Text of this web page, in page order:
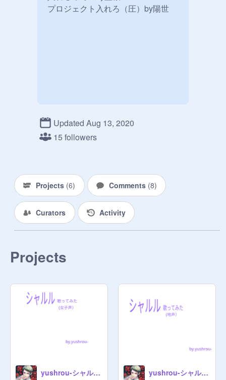
プロジェクト入れろ（圧）by陽世
Updated Aug 13, 2020
15 followers
Projects (6) Comments (8)
Curators Activity
Projects
yushrou-シャルル女子声 歌ってみた yushrou-シャルル地声 歌ってみた